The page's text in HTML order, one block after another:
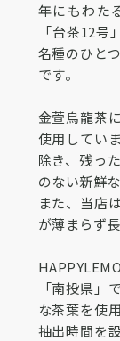
年にもわた
「台茶12
名種のひと
です。
金萱烏龍茶
使用してい
除き、残っ
のない新鮮
また、当店
が薄まらず
「南投県」
な茶葉を使
抽出時間を